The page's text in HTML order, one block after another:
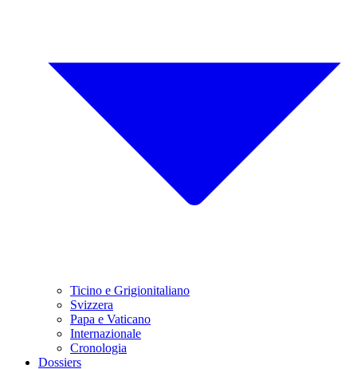
Ticino e Grigionitaliano
Svizzera
Papa e Vaticano
Internazionale
Cronologia
Dossiers